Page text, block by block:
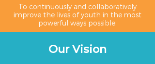
To continuously and collaboratively
improve the lives of youth in the most
powerful ways possible.
Our Vision